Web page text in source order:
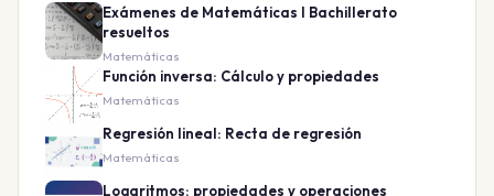
Exámenes de Matemáticas I Bachillerato
resueltos
Matemáticas
Función inversa: Cálculo y propiedades
Matemáticas
Regresión lineal: Recta de regresión
Matemáticas
Logaritmos: propiedades y operaciones